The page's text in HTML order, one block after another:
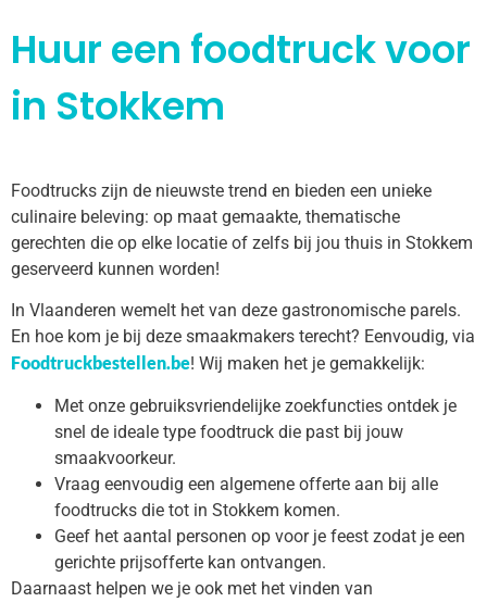
Huur een foodtruck voor
in Stokkem
Foodtrucks zijn de nieuwste trend en bieden een unieke
culinaire beleving: op maat gemaakte, thematische
gerechten die op elke locatie of zelfs bij jou thuis in Stokkem
geserveerd kunnen worden!
In Vlaanderen wemelt het van deze gastronomische parels.
En hoe kom je bij deze smaakmakers terecht? Eenvoudig, via
Foodtruckbestellen.be! Wij maken het je gemakkelijk:
Met onze gebruiksvriendelijke zoekfuncties ontdek je
snel de ideale type foodtruck die past bij jouw
smaakvoorkeur.
Vraag eenvoudig een algemene offerte aan bij alle
foodtrucks die tot in Stokkem komen.
Geef het aantal personen op voor je feest zodat je een
gerichte prijsofferte kan ontvangen.
Daarnaast helpen we je ook met het vinden van